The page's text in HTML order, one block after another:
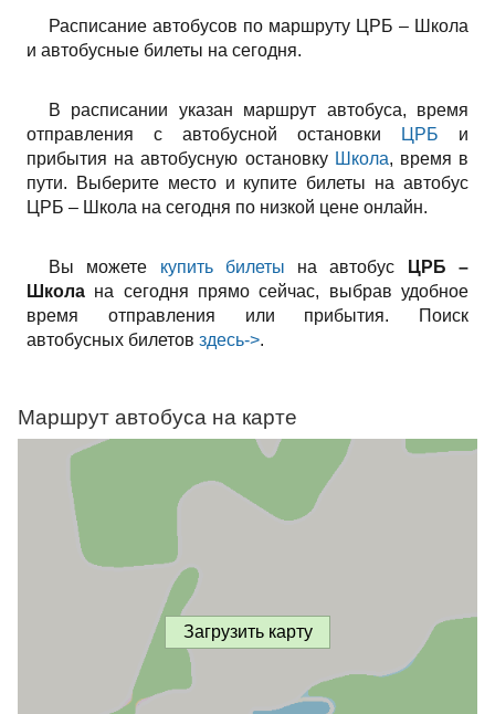
Расписание автобусов по маршруту ЦРБ – Школа
и автобусные билеты на сегодня.
В расписании указан маршрут автобуса, время
отправления с автобусной остановки
ЦРБ и
прибытия на автобусную остановку Школа, время в
пути. Выберите место и купите билеты на автобус
ЦРБ – Школа на сегодня по низкой цене онлайн.
Вы можете купить билеты на автобус
ЦРБ –
Школа на сегодня прямо сейчас, выбрав удобное
время отправления или прибытия. Поиск
автобусных билетов здесь->.
Маршрут автобуса на карте
Загрузить карту